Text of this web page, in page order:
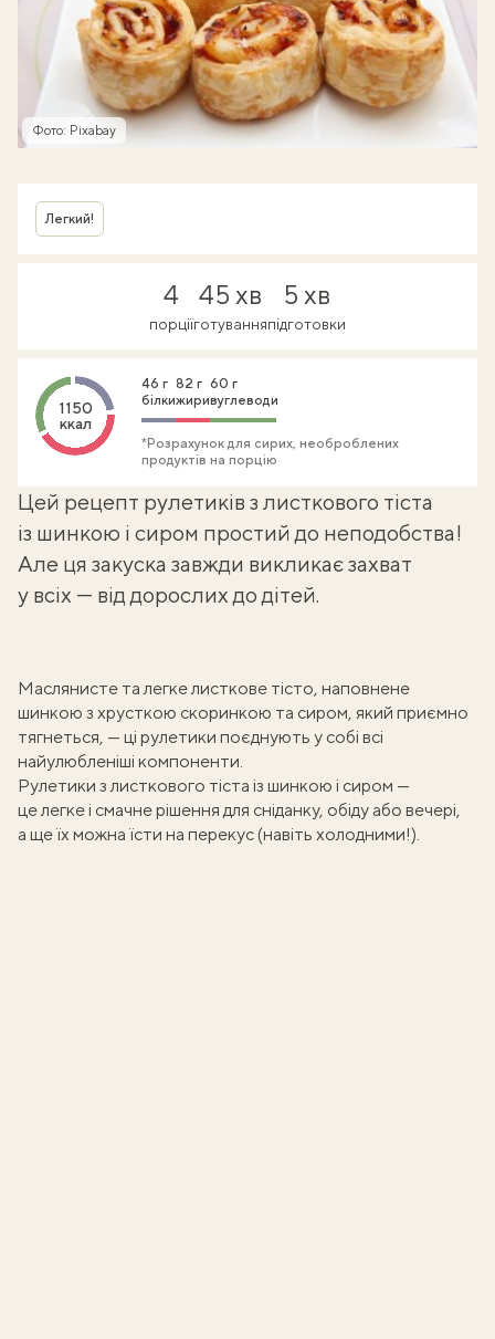
Фото: Pixabay
Легкий!
4
порції
45 хв
готування
5 хв
підготовки
1150
ккал
46 г
білки
82 г
жири
60 г
вуглеводи
*Розрахунок для сирих, необроблених
продуктів на порцію
Цей рецепт рулетиків з листкового тіста
із шинкою і сиром простий до неподобства!
Але ця закуска завжди викликає захват
у всіх — від дорослих до дітей.
Маслянисте та легке листкове тісто, наповнене
шинкою з хрусткою скоринкою та сиром, який приємно
тягнеться, — ці рулетики поєднують у собі всі
найулюбленіші компоненти.
Рулетики з листкового тіста із шинкою і сиром —
це легке і смачне рішення для сніданку, обіду або вечері,
а ще їх можна їсти на перекус (навіть холодними!).